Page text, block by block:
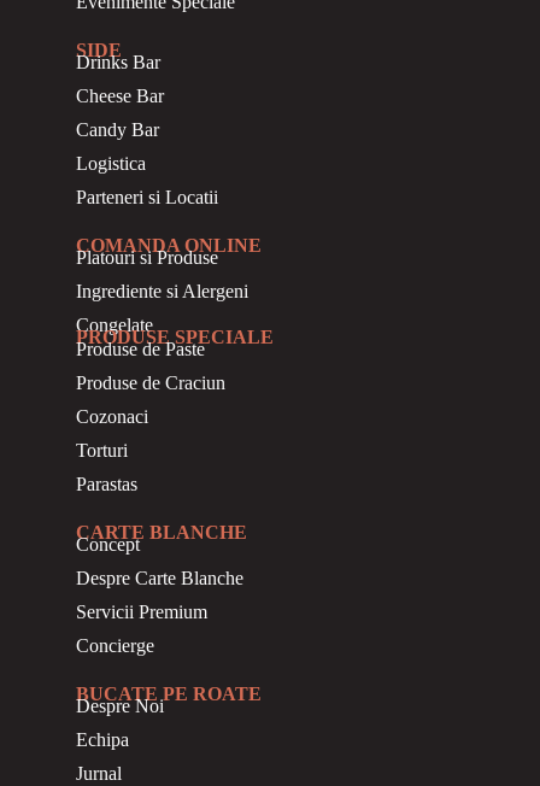
SIDE
Drinks Bar
Cheese Bar
Candy Bar
Logistica
Parteneri si Locatii
COMANDA ONLINE
Platouri si Produse
Ingrediente si Alergeni
Congelate
PRODUSE SPECIALE
Produse de Paste
Produse de Craciun
Cozonaci
Torturi
Parastas
CARTE BLANCHE
Concept
Despre Carte Blanche
Servicii Premium
Concierge
BUCATE PE ROATE
Despre Noi
Echipa
Jurnal